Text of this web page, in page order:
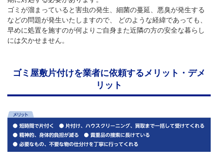
ゴミが溜まっていると害虫の発生、細菌の蔓延、悪臭が発生する
などの問題が発生いたしますので、 どのような経緯であっても、
早めに処置を施すのが何よりご自身また近隣の方の安全な暮らし
には欠かせません。
ゴミ屋敷片付けを業者に依頼するメリット・デメ
リット